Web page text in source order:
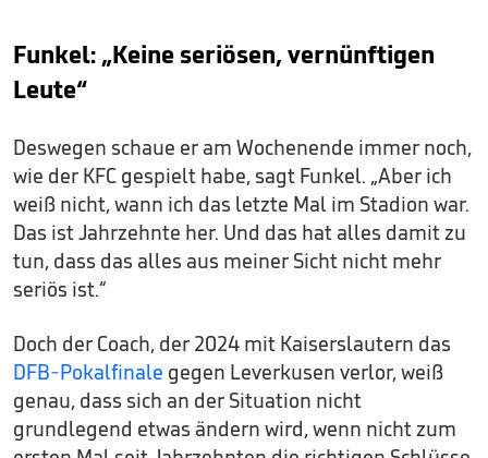
Funkel: „Keine seriösen, vernünftigen
Leute“
Deswegen schaue er am Wochenende immer noch,
wie der KFC gespielt habe, sagt Funkel. „Aber ich
weiß nicht, wann ich das letzte Mal im Stadion war.
Das ist Jahrzehnte her. Und das hat alles damit zu
tun, dass das alles aus meiner Sicht nicht mehr
seriös ist.“
Doch der Coach, der 2024 mit Kaiserslautern das
DFB-Pokalfinale gegen Leverkusen verlor, weiß
genau, dass sich an der Situation nicht
grundlegend etwas ändern wird, wenn nicht zum